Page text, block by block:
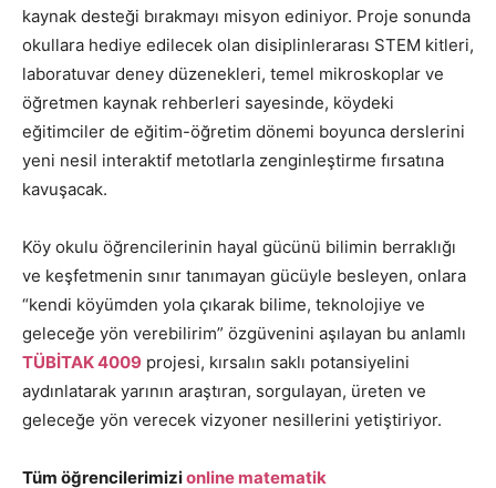
kaynak desteği bırakmayı misyon ediniyor. Proje sonunda
okullara hediye edilecek olan disiplinlerarası STEM kitleri,
laboratuvar deney düzenekleri, temel mikroskoplar ve
öğretmen kaynak rehberleri sayesinde, köydeki
eğitimciler de eğitim-öğretim dönemi boyunca derslerini
yeni nesil interaktif metotlarla zenginleştirme fırsatına
kavuşacak.
Köy okulu öğrencilerinin hayal gücünü bilimin berraklığı
ve keşfetmenin sınır tanımayan gücüyle besleyen, onlara
“kendi köyümden yola çıkarak bilime, teknolojiye ve
geleceğe yön verebilirim” özgüvenini aşılayan bu anlamlı
TÜBİTAK 4009 projesi, kırsalın saklı potansiyelini
aydınlatarak yarının araştıran, sorgulayan, üreten ve
geleceğe yön verecek vizyoner nesillerini yetiştiriyor.
Tüm öğrencilerimizionline matematik